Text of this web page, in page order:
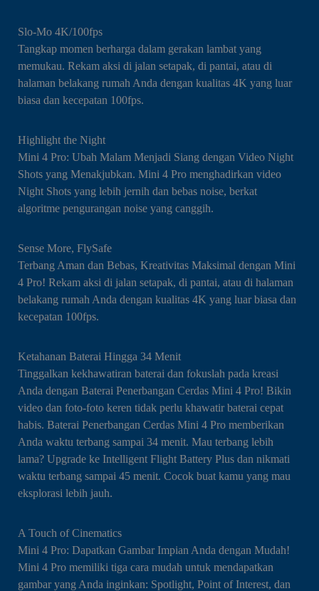
Slo-Mo 4K/100fps
Tangkap momen berharga dalam gerakan lambat yang
memukau. Rekam aksi di jalan setapak, di pantai, atau di
halaman belakang rumah Anda dengan kualitas 4K yang luar
biasa dan kecepatan 100fps.
Highlight the Night
Mini 4 Pro: Ubah Malam Menjadi Siang dengan Video Night
Shots yang Menakjubkan. Mini 4 Pro menghadirkan video
Night Shots yang lebih jernih dan bebas noise, berkat
algoritme pengurangan noise yang canggih.
Sense More, FlySafe
Terbang Aman dan Bebas, Kreativitas Maksimal dengan Mini
4 Pro! Rekam aksi di jalan setapak, di pantai, atau di halaman
belakang rumah Anda dengan kualitas 4K yang luar biasa dan
kecepatan 100fps.
Ketahanan Baterai Hingga 34 Menit
Tinggalkan kekhawatiran baterai dan fokuslah pada kreasi
Anda dengan Baterai Penerbangan Cerdas Mini 4 Pro! Bikin
video dan foto-foto keren tidak perlu khawatir baterai cepat
habis. Baterai Penerbangan Cerdas Mini 4 Pro memberikan
Anda waktu terbang sampai 34 menit. Mau terbang lebih
lama? Upgrade ke Intelligent Flight Battery Plus dan nikmati
waktu terbang sampai 45 menit. Cocok buat kamu yang mau
eksplorasi lebih jauh.
A Touch of Cinematics
Mini 4 Pro: Dapatkan Gambar Impian Anda dengan Mudah!
Mini 4 Pro memiliki tiga cara mudah untuk mendapatkan
gambar yang Anda inginkan: Spotlight, Point of Interest, dan